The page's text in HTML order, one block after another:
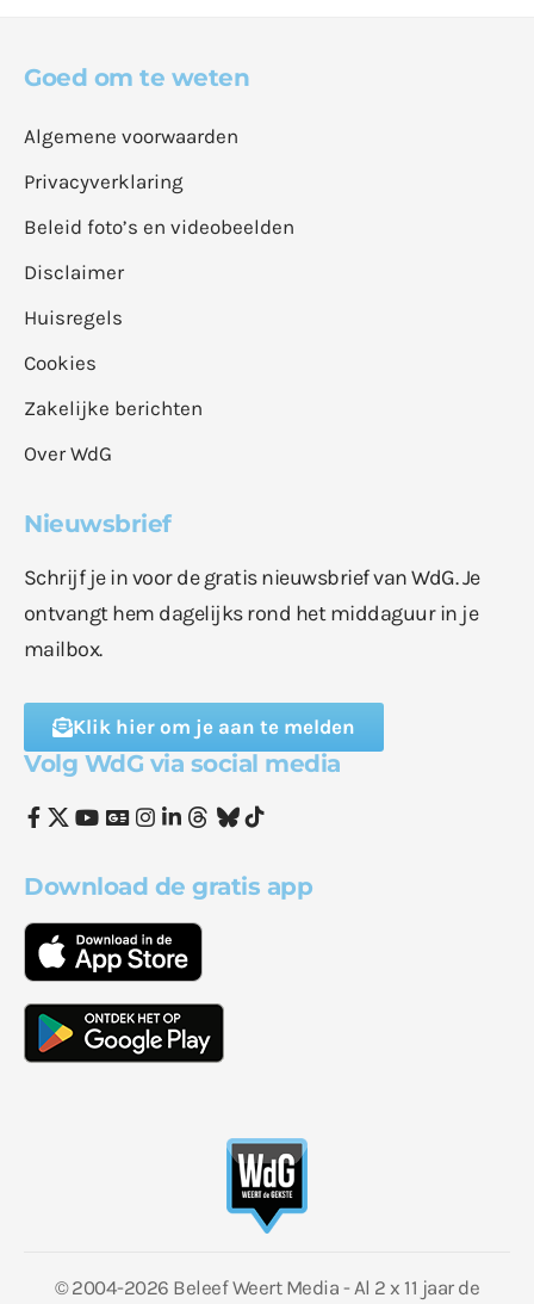
Goed om te weten
Algemene voorwaarden
Privacyverklaring
Beleid foto’s en videobeelden
Disclaimer
Huisregels
Cookies
Zakelijke berichten
Over WdG
Nieuwsbrief
Schrijf je in voor de gratis nieuwsbrief van WdG. Je
ontvangt hem dagelijks rond het middaguur in je
mailbox.
Klik hier om je aan te melden
Volg WdG via social media
Download de gratis app
© 2004-2026 Beleef Weert Media - Al 2 x 11 jaar de